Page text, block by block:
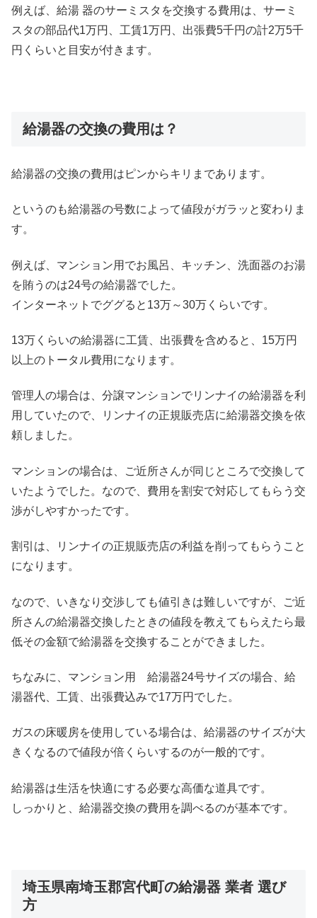
例えば、給湯 器のサーミスタを交換する費用は、サーミ
スタの部品代1万円、工賃1万円、出張費5千円の計2万5千
円くらいと目安が付きます。
給湯器の交換の費用は？
給湯器の交換の費用はピンからキリまであります。
というのも給湯器の号数によって値段がガラッと変わりま
す。
例えば、マンション用でお風呂、キッチン、洗面器のお湯
を賄うのは24号の給湯器でした。
インターネットでググると13万～30万くらいです。
13万くらいの給湯器に工賃、出張費を含めると、15万円
以上のトータル費用になります。
管理人の場合は、分譲マンションでリンナイの給湯器を利
用していたので、リンナイの正規販売店に給湯器交換を依
頼しました。
マンションの場合は、ご近所さんが同じところで交換して
いたようでした。なので、費用を割安で対応してもらう交
渉がしやすかったです。
割引は、リンナイの正規販売店の利益を削ってもらうこと
になります。
なので、いきなり交渉しても値引きは難しいですが、ご近
所さんの給湯器交換したときの値段を教えてもらえたら最
低その金額で給湯器を交換することができました。
ちなみに、マンション用 給湯器24号サイズの場合、給
湯器代、工賃、出張費込みで17万円でした。
ガスの床暖房を使用している場合は、給湯器のサイズが大
きくなるので値段が倍くらいするのが一般的です。
給湯器は生活を快適にする必要な高価な道具です。
しっかりと、給湯器交換の費用を調べるのが基本です。
埼玉県南埼玉郡宮代町の給湯器 業者 選び
方